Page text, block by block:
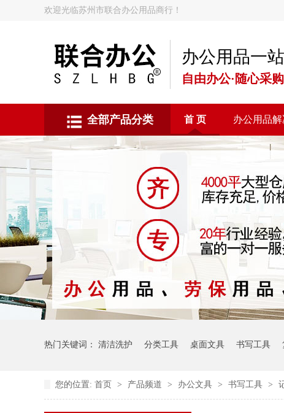
欢迎光临苏州市联合办公用品商行！
办公用品一
自由办公·随心采购
全部产品分类 首 页 办公用品
热门关键词： 清洁洗护 分类工具 桌面文具 书写工具
您的位置: 首页 > 产品频道 > 办公文具 > 书写工具 >